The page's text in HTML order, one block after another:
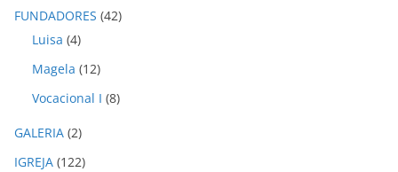
o
FUNDADORES (42)
Luisa (4)
Magela (12)
Vocacional I (8)
GALERIA (2)
IGREJA (122)